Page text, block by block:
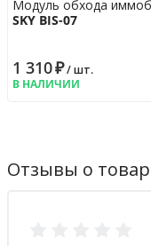
Модуль обхода
SKY BIS-07
1 310₽/ шт.
В НАЛИЧИИ
Отзывы о